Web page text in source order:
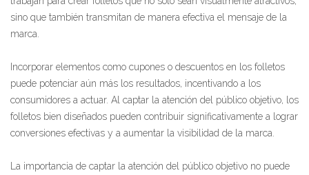
sino que también transmitan de manera efectiva el mensaje de la
marca.
Incorporar elementos como cupones o descuentos en los folletos
puede potenciar aún más los resultados, incentivando a los
consumidores a actuar. Al captar la atención del público objetivo, los
folletos bien diseñados pueden contribuir significativamente a lograr
conversiones efectivas y a aumentar la visibilidad de la marca.
La importancia de captar la atención del público objetivo no puede